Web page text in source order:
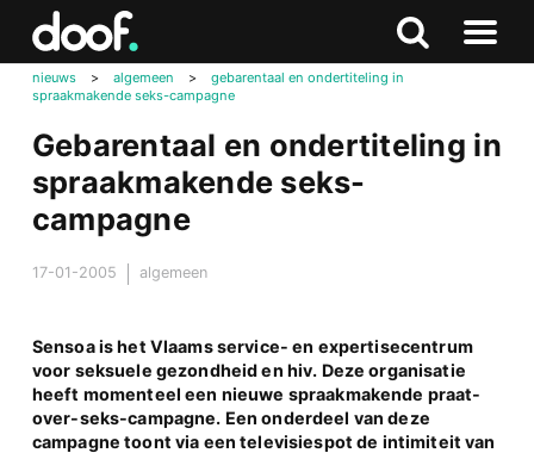
Zoeken
Naar
nieuws > algemeen >
gebarentaal en ondertiteling in
spraakmakende seks-campagne
Gebarentaal en ondertiteling in
spraakmakende seks-
campagne
17-01-2005 algemeen
Sensoa is het Vlaams service- en expertisecentrum
voor seksuele gezondheid en hiv. Deze organisatie
heeft momenteel een nieuwe spraakmakende praat-
over-seks-campagne. Een onderdeel van deze
campagne toont via een televisiespot de intimiteit van
Doof.nl
Zoeken